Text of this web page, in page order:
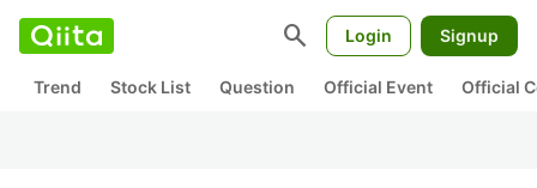
search Login Signup
Trend Stock List Question Official Event Official